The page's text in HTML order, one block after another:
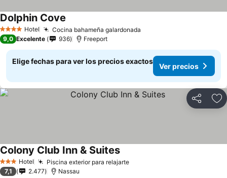
4 EstrellasHotel Cocina bahameña galardonada
Dolphin Cove
9,0 Excelente 936 Freeport
Elige fechas para ver los precios exactos
Ver precios
Compartir
3 Estrellas
Hotel Piscina exterior para relajarte
Colony Club Inn & Suites
7,1 2.477 Nassau